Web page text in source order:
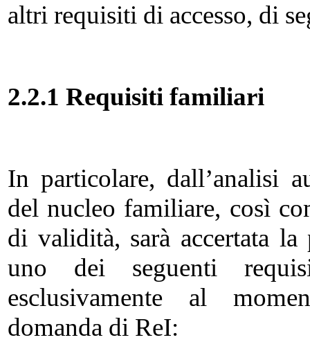
altri requisiti di accesso, di
2.2.1 Requisiti familiari
In particolare, dall’analisi
del nucleo familiare, così
di validità, sarà accertata
uno dei seguenti
esclusivamente al
domanda di ReI: